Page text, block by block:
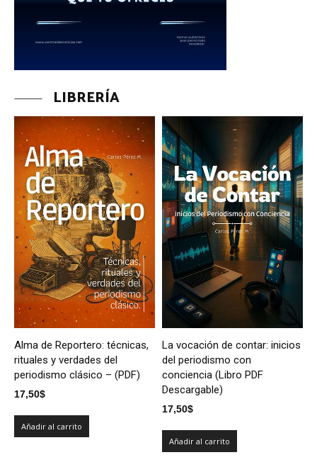
LIBRERÍA
Alma de Reportero: técnicas,
rituales y verdades del
periodismo clásico – (PDF)
17,50$
Añadir al carrito
La vocación de contar: inicios
del periodismo con
conciencia (Libro PDF
Descargable)
17,50$
Añadir al carrito